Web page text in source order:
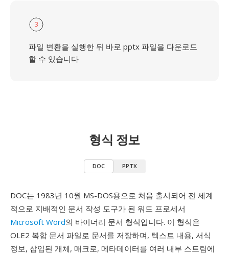
3
파일 변환을 실행한 뒤 바로 pptx 파일을 다운로드
할 수 있습니다
형식 정보
DOC PPTX
DOC는 1983년 10월 MS-DOS용으로 처음 출시되어 전 세계
적으로 지배적인 문서 작성 도구가 된 워드 프로세서
Microsoft Word의 바이너리 문서 형식입니다. 이 형식은
OLE2 복합 문서 파일로 문서를 저장하며, 텍스트 내용, 서식
정보, 삽입된 개체, 매크로, 메타데이터를 여러 내부 스트림에